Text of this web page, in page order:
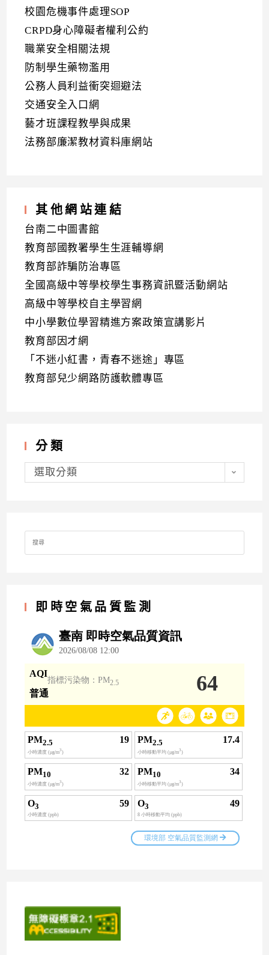
校園危機事件處理SOP
CRPD身心障礙者權利公約
職業安全相關法規
防制學生藥物濫用
公務人員利益衝突迴避法
交通安全入口網
藝才班課程教學與成果
法務部廉潔教材資料庫網站
其他網站連結
台南二中圖書館
教育部國教署學生生涯輔導網
教育部詐騙防治專區
全國高級中等學校學生事務資訊暨活動網站
高級中等學校自主學習網
中小學數位學習精進方案政策宣講影片
教育部因才網
「不迷小紅書，青春不迷途」專區
教育部兒少網路防護軟體專區
分類
分
類選取分類
Search
for:
即時空氣品質監測